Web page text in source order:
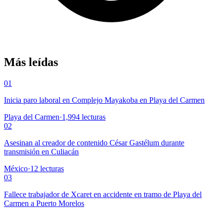
Más leídas
01
Inicia paro laboral en Complejo Mayakoba en Playa del Carmen
Playa del Carmen·1,994 lecturas
02
Asesinan al creador de contenido César Gastélum durante
transmisión en Culiacán
México·12 lecturas
03
Fallece trabajador de Xcaret en accidente en tramo de Playa del
Carmen a Puerto Morelos